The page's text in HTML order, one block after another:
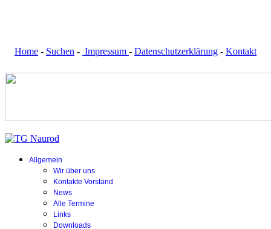
Home - Suchen - Impressum - Datenschutzerklärung - Kontakt
Allgemein
Wir über uns
Kontakte Vorstand
News
Alle Termine
Links
Downloads